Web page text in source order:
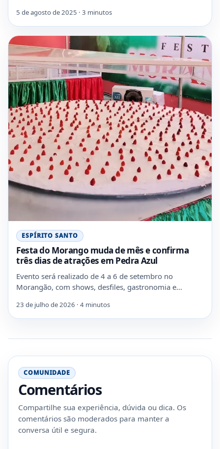
5 de agosto de 2025 · 3 minutos
ESPÍRITO SANTO
Festa do Morango muda de mês e confirma
três dias de atrações em Pedra Azul
Evento será realizado de 4 a 6 de setembro no
Morangão, com shows, desfiles, gastronomia e…
23 de julho de 2026 · 4 minutos
COMUNIDADE
Comentários
Compartilhe sua experiência, dúvida ou dica. Os
comentários são moderados para manter a
conversa útil e segura.